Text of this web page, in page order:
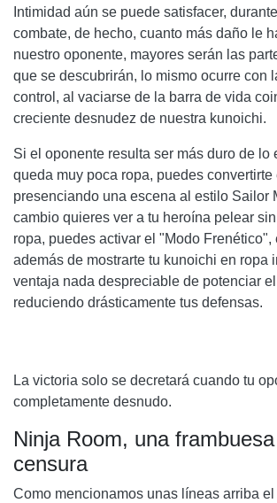
Intimidad aún se puede satisfacer,
combate, de hecho, cuanto más daño le
nuestro oponente, mayores serán las
que se descubrirán, lo mismo ocurre con
control, al vaciarse de la barra de vida
creciente desnudez de nuestra kunoichi.
Si el oponente resulta ser más duro de lo
queda muy poca ropa, puedes convertirte
presenciando una escena al estilo Sailor
cambio quieres ver a tu heroína pelear
ropa, puedes activar el "Modo Frenético",
además de mostrarte tu kunoichi en ropa
ventaja nada despreciable de potenciar
reduciendo drásticamente tus defensas.
La victoria solo se decretará cuando tu
completamente desnudo.
Ninja Room, una
censura
Como mencionamos unas líneas arriba